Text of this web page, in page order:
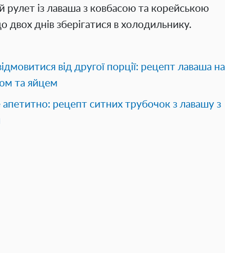
рулет із лаваша з ковбасою та корейською
днів зберігатися в холодильнику.
від другої порції: рецепт лаваша на
та яйцем
рецепт ситних трубочок з лавашу з